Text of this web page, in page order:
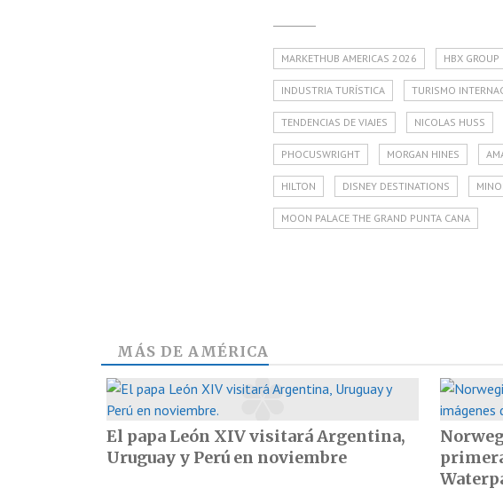
MARKETHUB AMERICAS 2026 HBX GROUP
INDUSTRIA TURÍSTICA TURISMO
TENDENCIAS DE VIAJES NICOLAS HUSS
PHOCUSWRIGHT MORGAN HINES
HILTON DISNEY DESTINATIONS
MOON PALACE THE GRAND PUNTA CANA
MÁS DE AMÉRICA
El papa León XIV visitará Argentina,
Uruguay y Perú en noviembre